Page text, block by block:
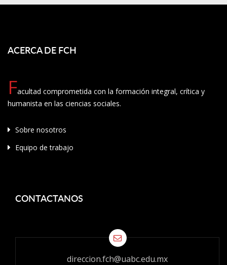
ACERCA DE FCH
Facultad comprometida con la formación integral, crítica y
humanista en las ciencias sociales.
Sobre nosotros
Equipo de trabajo
CONTACTANOS
direccion.fch@uabc.edu.mx